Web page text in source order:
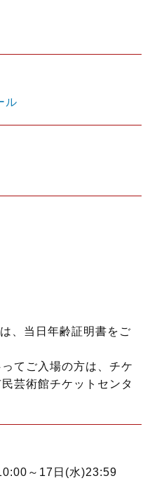
ル
、当日年齢証明書をご
てご入場の方は、チケ
芸術館チケットセンタ
～17日(水)23:59